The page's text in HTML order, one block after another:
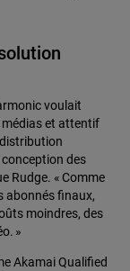
voulait
médias et attentif
des
Rudge. « Comme
abonnés finaux,
moindres, des
»
Akamai Qualified